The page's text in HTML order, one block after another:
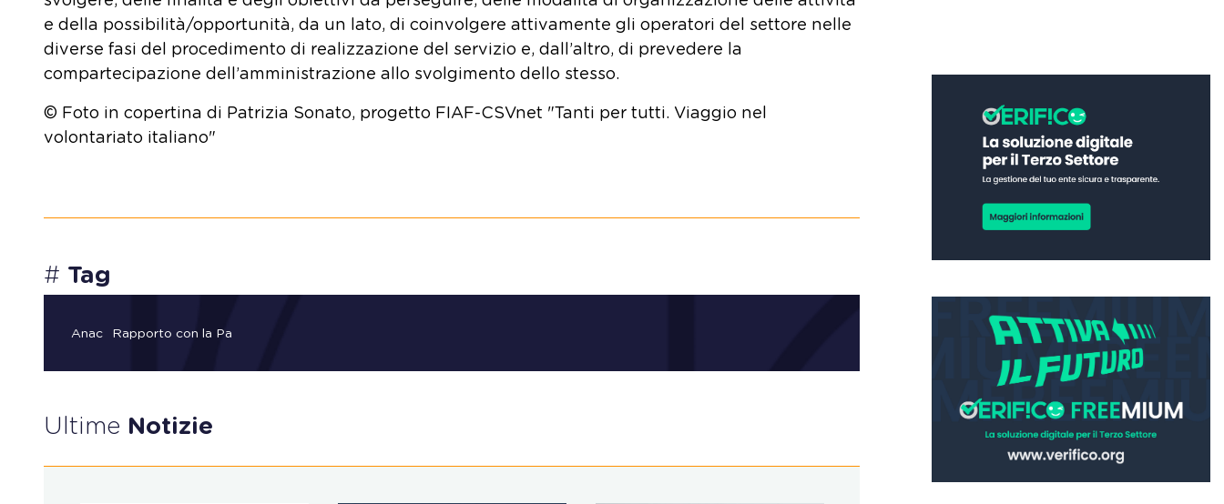
e della possibilità/opportunità, da un lato, di coinvolgere attivamente gli operatori del settore nelle
diverse fasi del procedimento di realizzazione del servizio e, dall’altro, di prevedere la
compartecipazione dell’amministrazione allo svolgimento dello stesso.
© Foto in copertina di Patrizia Sonato, progetto FIAF-CSVnet "Tanti per tutti. Viaggio nel
volontariato italiano"
# Tag
Anac Rapporto con la Pa
Ultime Notizie